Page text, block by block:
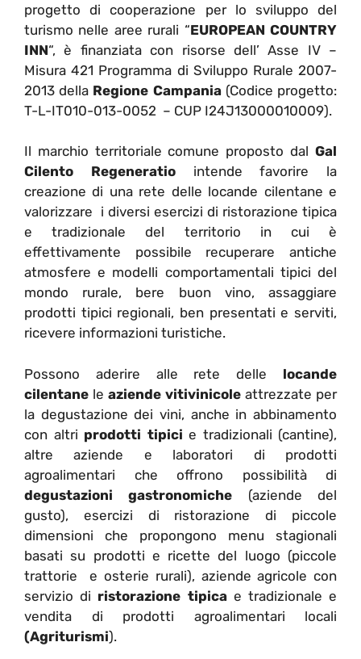
progetto di cooperazione per lo sviluppo del
turismo nelle aree rurali “EUROPEAN COUNTRY
INN“, è finanziata con risorse dell’ Asse IV –
Misura 421 Programma di Sviluppo Rurale 2007-
2013 della Regione Campania(Codice progetto:
T-L-IT010-013-0052 – CUP I24J13000010009).
Il marchio territoriale comune proposto dal Gal
Cilento Regeneratiointende favorire la
creazione di una rete delle locande cilentane e
valorizzare i diversi esercizi di ristorazione tipica
e tradizionale del territorio in cui è
effettivamente possibile recuperare antiche
atmosfere e modelli comportamentali tipici del
mondo rurale, bere buon vino, assaggiare
prodotti tipici regionali, ben presentati e serviti,
ricevere informazioni turistiche.
Possono aderire alle rete delle locande
cilentane le aziende vitivinicole attrezzate per
la degustazione dei vini, anche in abbinamento
con altri prodotti tipici e tradizionali (cantine),
altre aziende e laboratori di prodotti
agroalimentari che offrono possibilità di
degustazioni gastronomiche (aziende del
gusto), esercizi di ristorazione di piccole
dimensioni che propongono menu stagionali
basati su prodotti e ricette del luogo (piccole
trattorie e osterie rurali), aziende agricole con
servizio di ristorazione tipicae tradizionale e
vendita di prodotti agroalimentari locali
(Agriturismi).